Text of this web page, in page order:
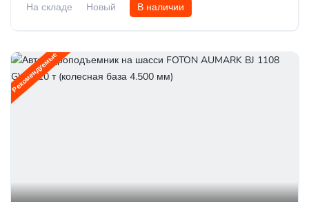
На складе Новый В наличии
Рекомендуемые